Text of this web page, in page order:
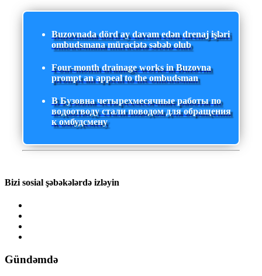
Buzovnada dörd ay davam edən drenaj işləri
ombudsmana müraciətə səbəb olub
Four-month drainage works in Buzovna
prompt an appeal to the ombudsman
В Бузовна четырехмесячные работы по
водоотводу стали поводом для обращения
к омбудсмену
Bizi sosial şəbəkələrdə izləyin
Gündəmdə